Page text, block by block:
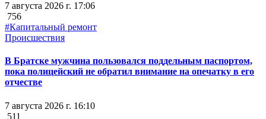
7 августа 2026 г. 17:06
756
#Капитальный ремонт
Происшествия
В Братске мужчина пользовался поддельным паспортом,
пока полицейский не обратил внимание на опечатку в его
отчестве
7 августа 2026 г. 16:10
511